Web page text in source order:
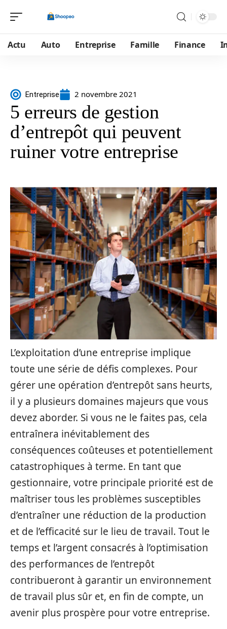
Actu Auto Entreprise Famille Finance
Entreprise 2 novembre 2021
5 erreurs de gestion
d’entrepôt qui peuvent
ruiner votre entreprise
L’exploitation d’une entreprise implique
toute une série de défis complexes. Pour
gérer une opération d’entrepôt sans heurts,
il y a plusieurs domaines majeurs que vous
devez aborder. Si vous ne le faites pas, cela
entraînera inévitablement des
conséquences coûteuses et potentiellement
catastrophiques à terme. En tant que
gestionnaire, votre principale priorité est de
maîtriser tous les problèmes susceptibles
d’entraîner une réduction de la production
et de l’efficacité sur le lieu de travail. Tout le
temps et l’argent consacrés à l’optimisation
des performances de l’entrepôt
contribueront à garantir un environnement
de travail plus sûr et, en fin de compte, un
avenir plus prospère pour votre entreprise.